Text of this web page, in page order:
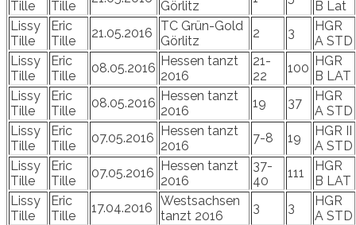
Tille
Tille
Görlitz
B Lat
Lissy
Tille
Eric
Tille
21.05.2016
TC Grün-Gold
Görlitz
2 3
HGR
A STD
Lissy
Tille
Eric
Tille
08.05.2016 Hessen tanzt
2016
21-
22
100 HGR
B LAT
Lissy
Tille
Eric
Tille
08.05.2016 Hessen tanzt
2016
19 37
HGR
A STD
Lissy
Tille
Eric
Tille
07.05.2016
Hessen tanzt
2016
7-8 19
HGR II
A STD
Lissy
Tille
Eric
Tille
07.05.2016
Hessen tanzt
2016
37-
40
111
HGR
B LAT
Lissy
Tille
Eric
Tille
17.04.2016 Westsachsen
tanzt 2016
3 3
HGR
A STD